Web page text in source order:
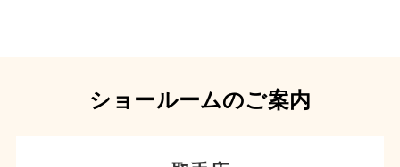
ショールームのご案内